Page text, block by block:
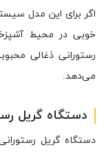
اگر برای این مدل
خوبی در محیط
رستورانی ذغالی
می‌دهد.
دستگاه گریل
دستگاه گریل